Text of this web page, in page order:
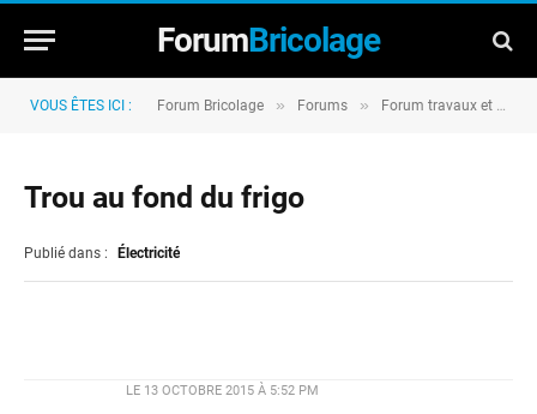
ForumBricolage
VOUS ÊTES ICI : Forum Bricolage » Forums » Forum travaux et rénovation
Trou au fond du frigo
Publié dans : Électricité
LE 13 OCTOBRE 2015 À 5:52 PM